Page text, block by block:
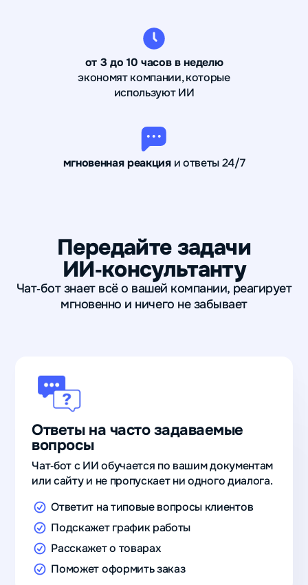
от 3 до 10 часов в неделю
экономят компании, которые
используют ИИ
мгновенная реакцияи ответы 24/7
Передайте задачи
ИИ‑консультанту
Чат‑бот знает всё о вашей компании, реагирует
мгновенно и ничего не забывает
Ответы на часто задаваемые
вопросы
Чат‑бот с ИИ обучается по вашим документам
или сайту и не пропускает ни одного диалога.
Ответит на типовые вопросы клиентов
Подскажет график работы
Расскажет о товарах
Поможет оформить заказ